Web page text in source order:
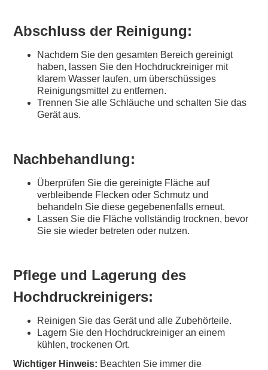
Abschluss der Reinigung:
Nachdem Sie den gesamten Bereich gereinigt
haben, lassen Sie den Hochdruckreiniger mit
klarem Wasser laufen, um überschüssiges
Reinigungsmittel zu entfernen.
Trennen Sie alle Schläuche und schalten Sie das
Gerät aus.
Nachbehandlung:
Überprüfen Sie die gereinigte Fläche auf
verbleibende Flecken oder Schmutz und
behandeln Sie diese gegebenenfalls erneut.
Lassen Sie die Fläche vollständig trocknen, bevor
Sie sie wieder betreten oder nutzen.
Pflege und Lagerung des
Hochdruckreinigers:
Reinigen Sie das Gerät und alle Zubehörteile.
Lagern Sie den Hochdruckreiniger an einem
kühlen, trockenen Ort.
Wichtiger Hinweis: Beachten Sie immer die